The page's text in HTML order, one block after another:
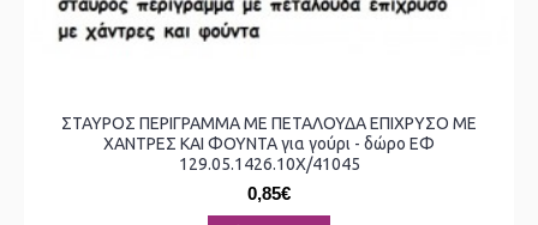
ΣΤΑΥΡΟΣ ΠΕΡΙΓΡΑΜΜΑ ΜΕ ΠΕΤΑΛΟΥΔΑ ΕΠΙΧΡΥΣΟ ΜΕ
ΧΑΝΤΡΕΣ ΚΑΙ ΦΟΥΝΤΑ για γούρι - δώρο ΕΦ
129.05.1426.10Χ/41045
0,85€